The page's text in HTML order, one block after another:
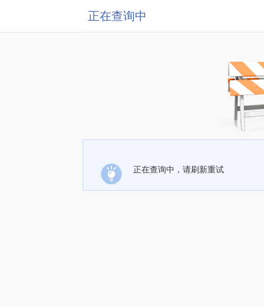
正在查询中
正在查询中，请刷新重试